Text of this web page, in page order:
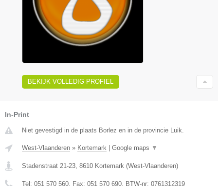
BEKIJK VOLLEDIG PROFIEL
In-Print
Niet gevestigd in de plaats Borlez en in de provincie Luik.
West-Vlaanderen » Kortemark | Google maps ▼
Stadenstraat 21-23 8610 Kortemark (West-Vlaanderen)
Tel: 051 570 560 , Fax: 051 570 690 , BTW-nr: 0761312319